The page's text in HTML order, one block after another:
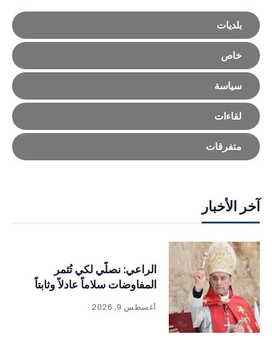
بلديات
خاص
سياسة
لقاءات
متفرقات
آخر الأخبار
الراعي: نصلّي لكي تُثمر
المفاوضات سلاماً عادلاً وثابتاً
أغسطس 9, 2026